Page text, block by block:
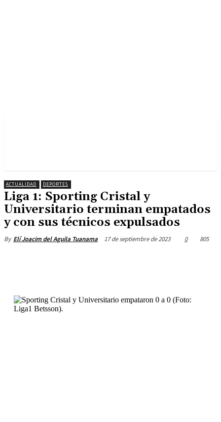
ACTUALIDAD DEPORTES
Liga 1: Sporting Cristal y
Universitario terminan empatados
y con sus técnicos expulsados
By Elí Joacim del Aguila Tuanama 17 de septiembre de 2023 0 805